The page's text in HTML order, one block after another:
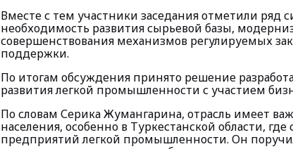
Вместе с тем участники заседания отметили
необходимость развития сырьевой базы,
совершенствования механизмов регулируемых
поддержки.
По итогам обсуждения принято решение
развития легкой промышленности с участием
По словам Серика Жумангарина, отрасль имеет
населения, особенно в Туркестанской области,
предприятий легкой промышленности. Он